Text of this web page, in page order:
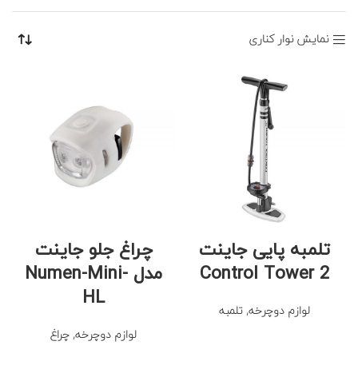
نمایش نوار کناری
تلمبه پایی جاینت
Control Tower 2
لوازم دوچرخه, تلمبه
چراغ جلو جاینت
مدل Numen-Mini-
HL
لوازم دوچرخه, چراغ